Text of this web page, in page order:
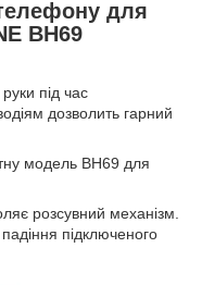
для
BH69
під час
дозволить гарний
модель BH69 для
розсувний механізм.
підключеного